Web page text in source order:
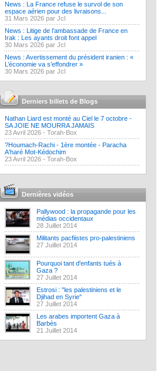
News : La France refuse le survol de son
espace aérien pour des livraisons...
31 Mars 2026 par Jcl
News : Litige de l’ambassade de France en
Irak : Les ayants droit font appel
30 Mars 2026 par Jcl
News : Avertissement du président iranien : «
L’économie va s’effondrer »
30 Mars 2026 par Jcl
Derniers billets de Blogs
Nathan Liard est monté au Ciel le 7 octobre -
SA JOIE NE MOURRA JAMAIS
23 Avril 2026 - Torah-Box
?Houmach-Rachi - 1ère montée - Paracha
A'haré Mot-Kédochim
23 Avril 2026 - Torah-Box
Dernières vidéos
Pallywood : la propagande pour les
médias occidentaux
28 Juillet 2014
Militants pacfiistes pro-palestiniens
27 Juillet 2014
Pourquoi tant d'enfants tués à
Gaza ?
27 Juillet 2014
Estrosi : "les palestiniens et le
Djihad en Syrie"
27 Juillet 2014
Les arabes importent Gaza à
Barbès
21 Juillet 2014